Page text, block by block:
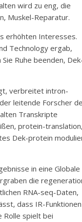
wird zu eng, die
Muskel-Reparatur.
erhöhten Interesses.
Technology ergab,
Ruhe beenden,
verbreitet intron-
leitende Forscher
Transkripte
protein-translation,
Dek-protein
in eine Globale
die
RNA-seq-Daten,
dass IR-Funktionen
Rolle spielt bei